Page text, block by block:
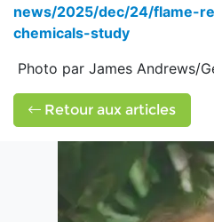
news/2025/dec/24/flame-
chemicals-study
Photo par James Andrews/
Retour aux articles